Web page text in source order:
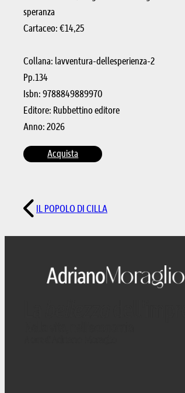
speranza
Cartaceo: €14,25
Collana: lavventura-dellesperienza-2
Pp.134
Isbn: 9788849889970
Editore: Rubbettino editore
Anno: 2026
Acquista
IL POPOLO DI CILLA